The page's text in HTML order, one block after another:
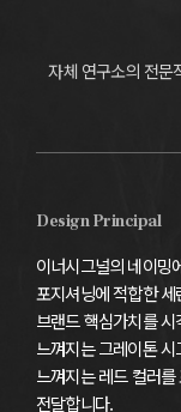
자체 연구소의 전문
Design Principal
이너시그널의 네이밍
포지셔닝에 적합한
브랜드 핵심가치를
느껴지는 그레이톤
느껴지는 레드 컬러
전달합니다.